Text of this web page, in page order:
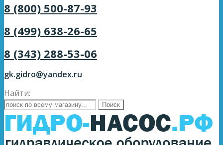
8 (800) 500-87-93
8 (499) 638-26-65
8 (343) 288-53-06
gk.gidro@yandex.ru
Найти: